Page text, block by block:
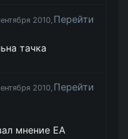
2010, Перейти
тачка
2010, Перейти
мнение EA